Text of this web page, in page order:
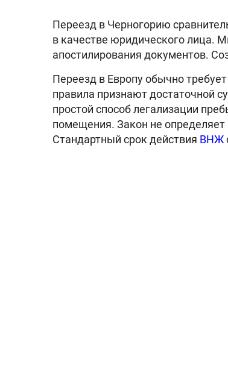
Переезд в Черногорию
в качестве юридического лица.
апостилирования документов.
Переезд в Европу обычно
правила признают достаточной
простой способ легализации
помещения. Закон не
Стандартный срок действия ВНЖ